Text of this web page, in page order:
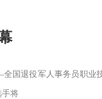
退役军人事务员职业
手将